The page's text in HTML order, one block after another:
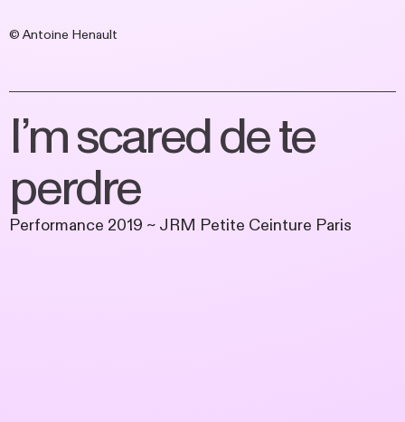
© Antoine Henault
I’m scared de te
perdre
Performance 2019 ~ JRM Petite Ceinture Paris